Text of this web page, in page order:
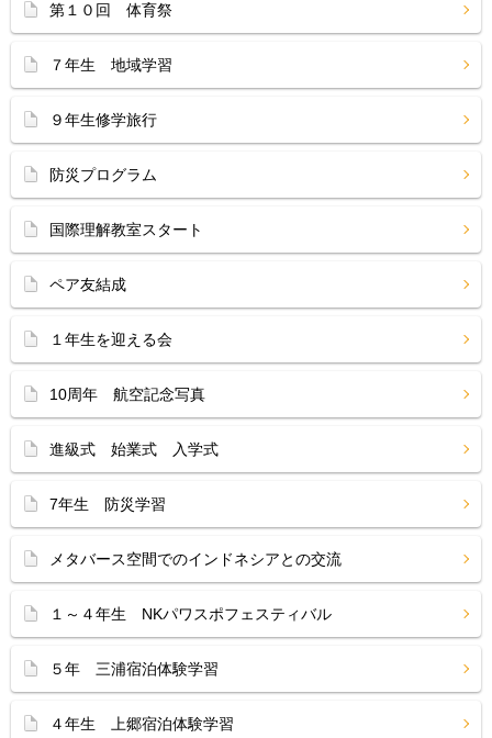
第１０回 体育祭
７年生 地域学習
９年生修学旅行
防災プログラム
国際理解教室スタート
ペア友結成
１年生を迎える会
10周年 航空記念写真
進級式 始業式 入学式
7年生 防災学習
メタバース空間でのインドネシアとの交流
１～４年生 NKパワスポフェスティバル
５年 三浦宿泊体験学習
４年生 上郷宿泊体験学習